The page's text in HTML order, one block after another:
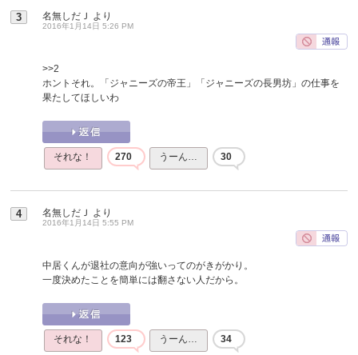
3 名無しだＪ より
2016年1月14日 5:26 PM
>>2
ホントそれ。「ジャニーズの帝王」「ジャニーズの長男坊」の仕事を
果たしてほしいわ
それな！ 270 うーん… 30
4 名無しだＪ より
2016年1月14日 5:55 PM
中居くんが退社の意向が強いってのがきがかり。
一度決めたことを簡単には翻さない人だから。
それな！ 123 うーん… 34